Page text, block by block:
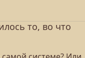
то, во что